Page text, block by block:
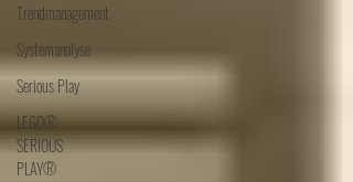
Trendmanagement
Systemanalyse
Serious Play
LEGO®
SERIOUS
PLAY®